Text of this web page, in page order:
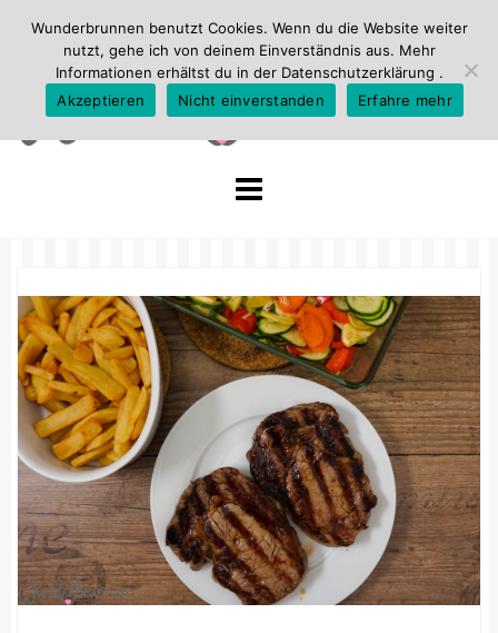
Wunderbrunnen benutzt Cookies. Wenn du die Website weiter
nutzt, gehe ich von deinem Einverständnis aus. Mehr
Informationen erhältst du in der Datenschutzerklärung .
Akzeptieren
Nicht einverstanden Erfahre mehr